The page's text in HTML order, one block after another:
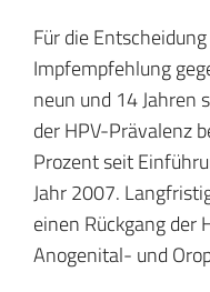
Für die
Impfempfehlung
neun und 14 Jahren
der HPV-Prävalenz
Prozent seit
Jahr 2007.
einen Rückgang der
Anogenital- und